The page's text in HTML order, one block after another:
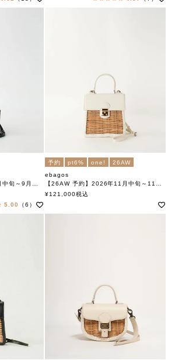
旬頃入荷予定
フレザー×紅籐 BLACK
5.00
（6）
予約 pt6% one!
26AW
ebagos
【26AW 予約】2026年11月中旬～11月下旬頃入荷予定
フニュシュリンク ハンドバッグ Ｓ（かっちりバッグ ミニ) IVORY
¥121,000税込